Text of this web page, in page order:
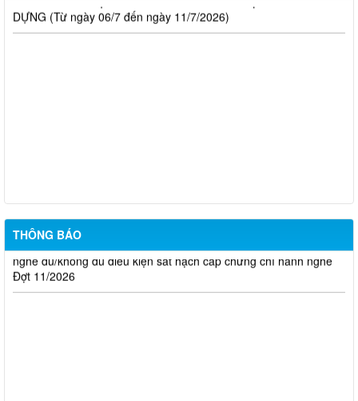
THÔNG BÁO
Thông báo kết quả đánh giá hồ sơ đề nghị cấp chứng chỉ hành
nghề đủ/không đủ điều kiện sát hạch cấp chứng chỉ hành nghề
Đợt 11/2026